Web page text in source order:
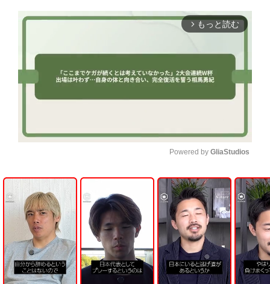
arrow_forward_ios もっと読む
U
n
m
u
t
e
Powered by GliaStudios